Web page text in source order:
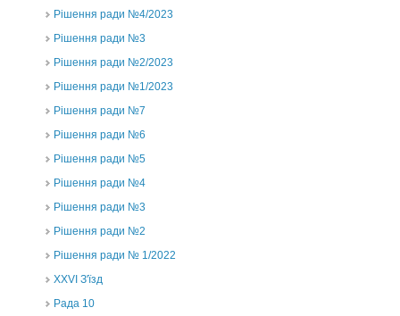
Рішення ради №4/2023
Рішення ради №3
Рішення ради №2/2023
Рішення ради №1/2023
Рішення ради №7
Рішення ради №6
Рішення ради №5
Рішення ради №4
Рішення ради №3
Рішення ради №2
Рішення ради № 1/2022
XXVI З'їзд
Рада 10